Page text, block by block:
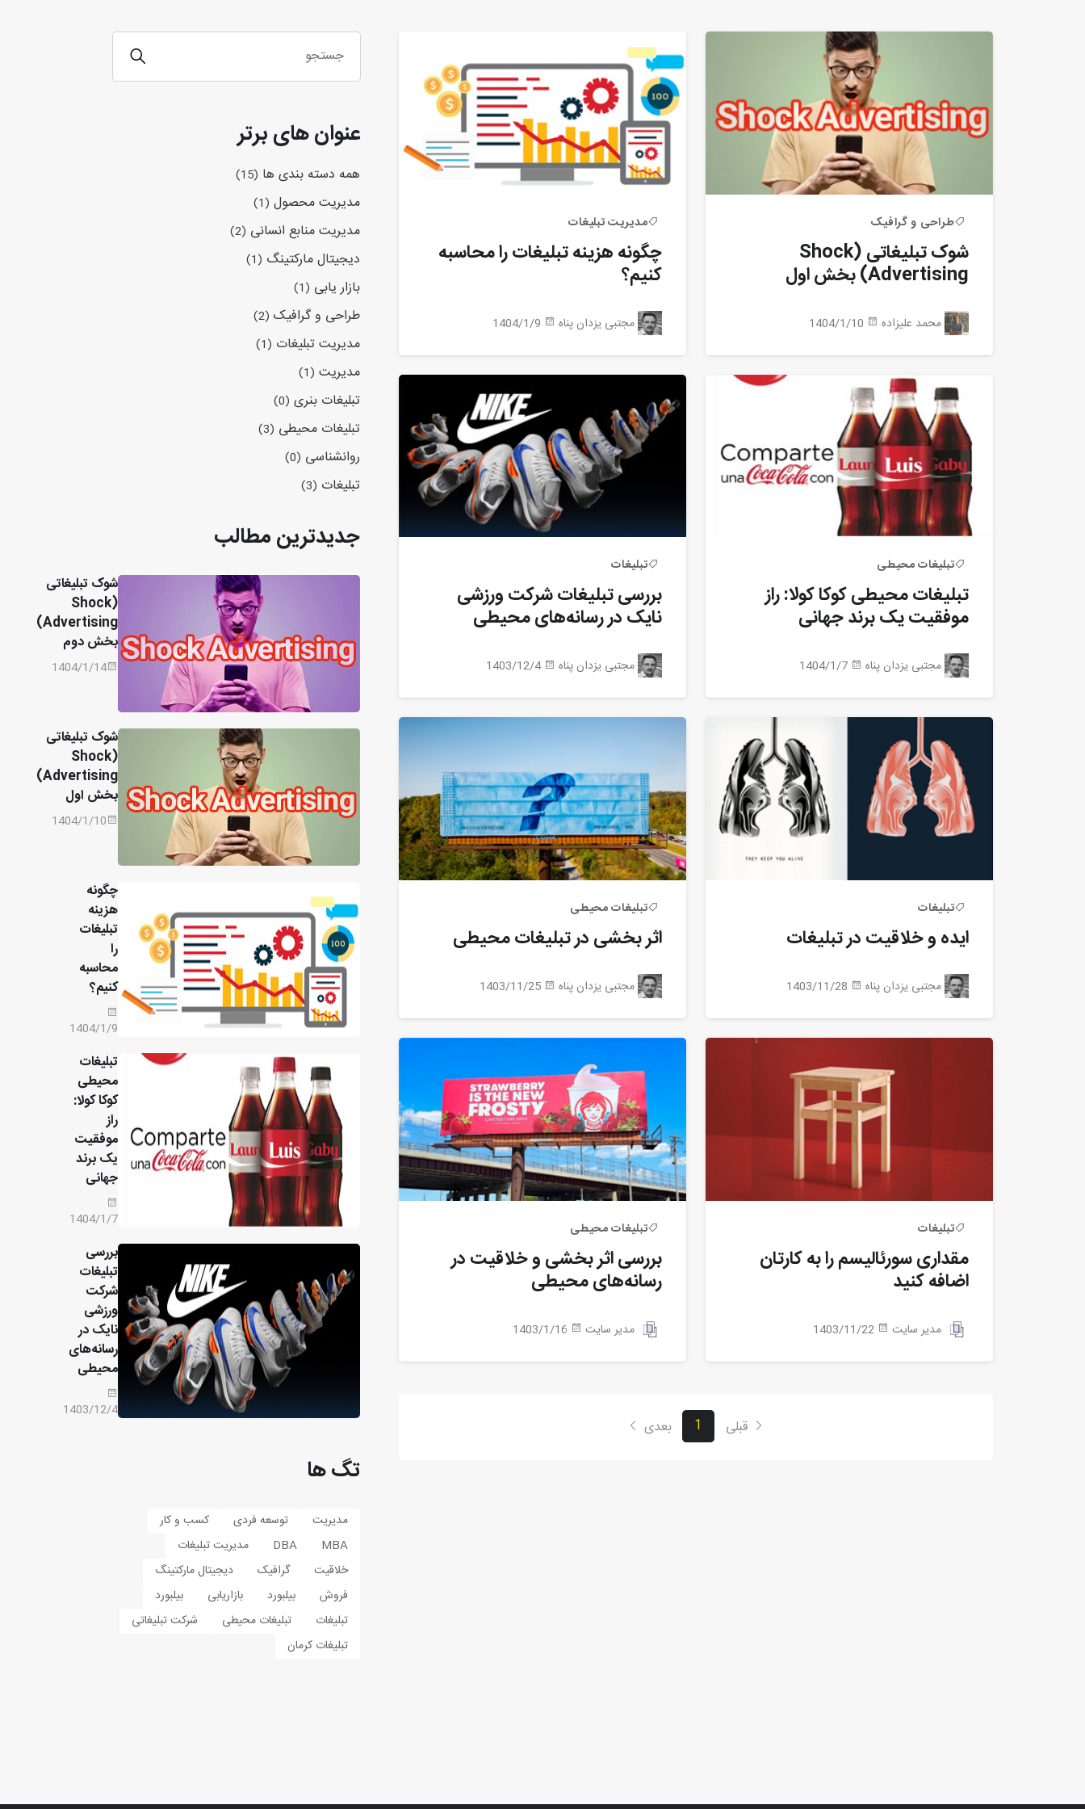
طراحی و گرافیک
شوک تبلیغاتی (Shock
Advertising) بخش اول
محمد علیزاده 1404/1/10
مدیریت تبلیغات
چگونه هزینه تبلیغات را محاسبه
کنیم؟
مجتبی یزدان پناه 1404/1/9
تبلیغات محیطی
تبلیغات محیطی کوکا کولا: راز
موفقیت یک برند جهانی
مجتبی یزدان پناه 1404/1/7
تبلیغات
بررسی تبلیغات شرکت ورزشی
نایک در رسانه‌های محیطی
مجتبی یزدان پناه 1403/12/4
تبلیغات
ایده و خلاقیت در تبلیغات
مجتبی یزدان پناه 1403/11/28
تبلیغات محیطی
اثر بخشی در تبلیغات محیطی
مجتبی یزدان پناه 1403/11/25
تبلیغات
مقداری سورئالیسم را به کارتان
اضافه کنید
مدیر سایت 1403/11/22
تبلیغات محیطی
بررسی اثر بخشی و خلاقیت در
رسانه‌های محیطی
مدیر سایت 1403/1/16
قبلی 1 بعدی
عنوان های برتر
همه دسته بندی ها (15)
مدیریت محصول (1)
مدیریت منابع انسانی (2)
دیجیتال مارکتینگ (1)
بازار یابی (1)
طراحی و گرافیک (2)
مدیریت تبلیغات (1)
مدیریت (1)
تبلیغات بنری (0)
تبلیغات محیطی (3)
روانشناسی (0)
تبلیغات (3)
جدیدترین مطالب
شوک تبلیغاتی
(Shock
Advertising)
بخش دوم
1404/1/14
شوک تبلیغاتی
(Shock
Advertising)
بخش اول
1404/1/10
چگونه
هزینه
تبلیغات
را
محاسبه
کنیم؟
1404/1/9
تبلیغات
محیطی
کوکا کولا:
راز
موفقیت
یک برند
جهانی
1404/1/7
بررسی
تبلیغات
شرکت
ورزشی
نایک در
رسانه‌های
محیطی
1403/12/4
تگ ها
مدیریت توسعه فردی
کسب و کار
MBA
DBA
مدیریت تبلیغات
خلاقیت
گرافیک
دیجیتال مارکتینگ
فروش
بیلبورد بازاریابی
بیلبورد
تبلیغات
تبلیغات محیطی
شرکت تبلیغاتی
تبلیغات کرمان